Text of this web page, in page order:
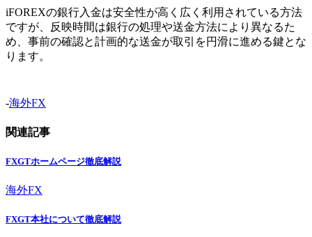
iFOREXの銀行入金は安全性が高く広く利用されている方法
ですが、反映時間は銀行の処理や送金方法により異なるた
め、事前の確認と計画的な送金が取引を円滑に進める鍵とな
ります。
-海外FX
関連記事
FXGTホームページ徹底解説
海外FX
FXGT本社について徹底解説